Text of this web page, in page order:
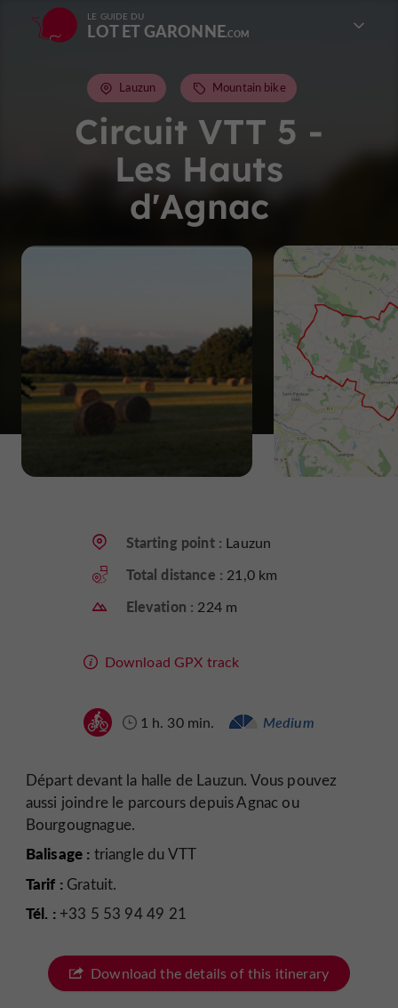
LE GUIDE DU
LOT ET GARONNE
Circuit VTT 5 -
Les Hauts
d'Agnac
Lauzun Mountain bike
Starting point : Lauzun
Total distance : 21,0 km
Elevation : 224 m
Download GPX track
1 h. 30 min. Medium
Départ devant la halle de Lauzun. Vous pouvez
aussi joindre le parcours depuis Agnac ou
Bourgougnague.
Balisage : triangle du VTT
Tarif :Gratuit.
Tél. :+33 5 53 94 49 21
Download the details of this itinerary